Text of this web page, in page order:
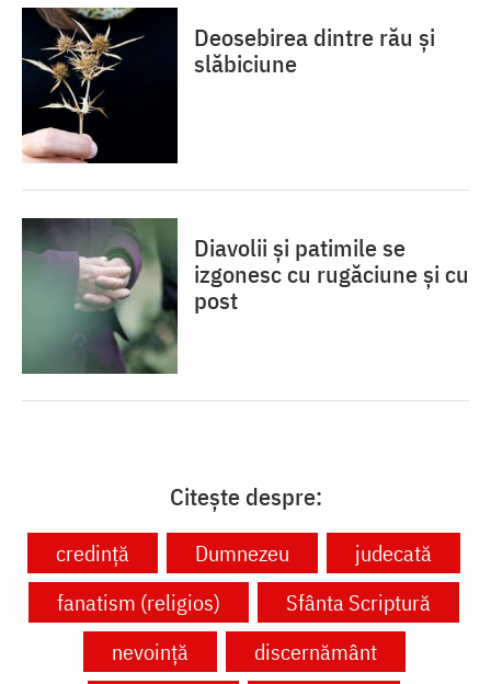
Deosebirea dintre rău și
slăbiciune
Diavolii și patimile se
izgonesc cu rugăciune și cu
post
Citește despre:
credință Dumnezeu
judecată
fanatism (religios)
Sfânta Scriptură
nevoință
discernământ